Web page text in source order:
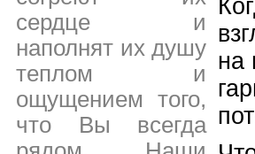
сердце и
наполнят их душу
теплом и
ощущением того,
что Вы всегда
на